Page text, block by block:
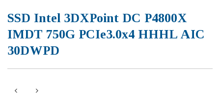
SSD Intel 3DXPoint DC P4800X
IMDT 750G PCIe3.0x4 HHHL AIC
30DWPD